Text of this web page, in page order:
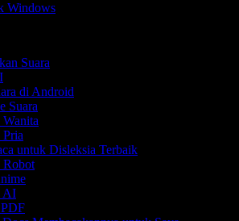
Windows
Suara
di Android
Suara
Wanita
Pria
untuk Disleksia Terbaik
Robot
AI